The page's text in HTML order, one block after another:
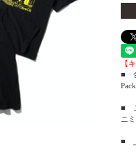
【
■
■
ニ
■